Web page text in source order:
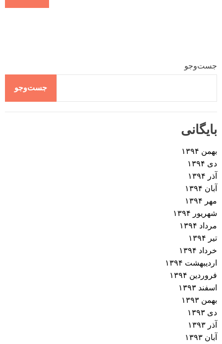
جست‌وجو
جست‌وجو
بایگانی
بهمن ۱۳۹۴
دی ۱۳۹۴
آذر ۱۳۹۴
آبان ۱۳۹۴
مهر ۱۳۹۴
شهریور ۱۳۹۴
مرداد ۱۳۹۴
تیر ۱۳۹۴
خرداد ۱۳۹۴
اردیبهشت ۱۳۹۴
فروردین ۱۳۹۴
اسفند ۱۳۹۳
بهمن ۱۳۹۳
دی ۱۳۹۳
آذر ۱۳۹۳
آبان ۱۳۹۳